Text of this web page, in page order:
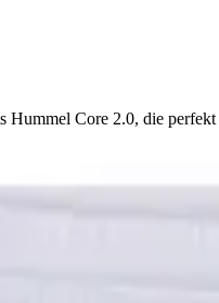
Core 2.0, die